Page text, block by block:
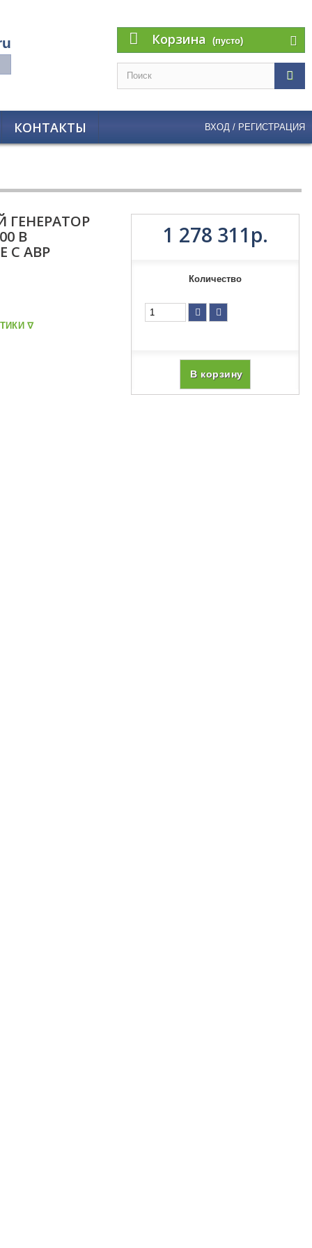
Корзина (пусто)
КОНТАКТЫ ВХОД / РЕГИСТРАЦИЯ
В
С АВР
ᐁ
1 278 311р.
Количество
В корзину